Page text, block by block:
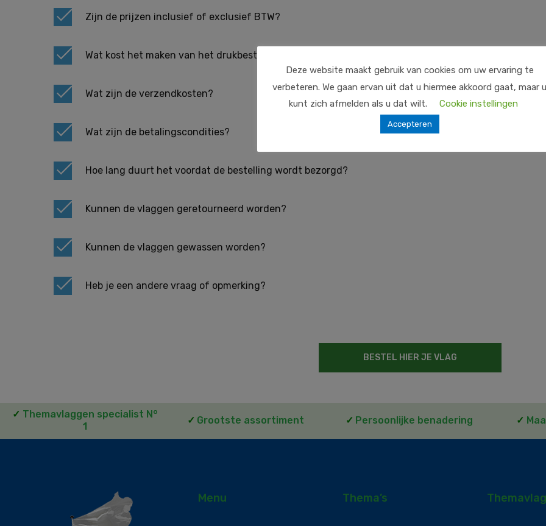
Zijn de prijzen inclusief of exclusief BTW?
Wat kost het maken van het drukbestand?
Wat zijn de verzendkosten?
Wat zijn de betalingscondities?
Hoe lang duurt het voordat de bestelling wordt bezorgd?
Kunnen de vlaggen geretourneerd worden?
Kunnen de vlaggen gewassen worden?
Heb je een andere vraag of opmerking?
BESTEL HIER JE VLAG
✓ Themavlaggen specialist No
1
✓ Grootste assortiment ✓ Persoonlijke benadering ✓
Menu Thema’s
Deze website maakt gebruik van cookies om uw ervaring te
verbeteren. We gaan ervan uit dat u hiermee akkoord gaat, maar u
kunt zich afmelden als u dat wilt.
Cookie instellingen
Accepteren